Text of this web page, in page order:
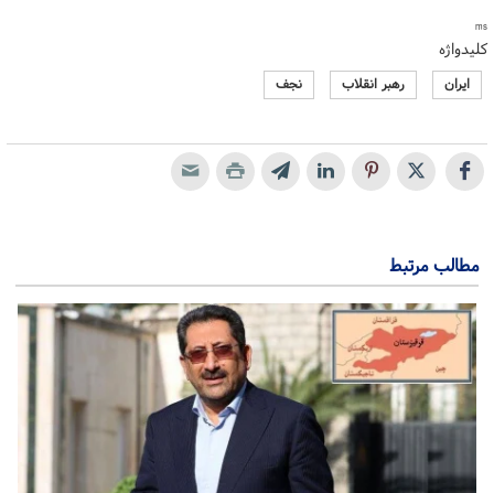
ms
کلیدواژه
ایران رهبر انقلاب نجف
مطالب مرتبط